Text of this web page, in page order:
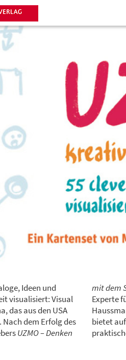
Ideen und
visualisiert: Visual
das aus den USA
dem Erfolg des
UZMO – Denken
mit dem
Experte
bietet